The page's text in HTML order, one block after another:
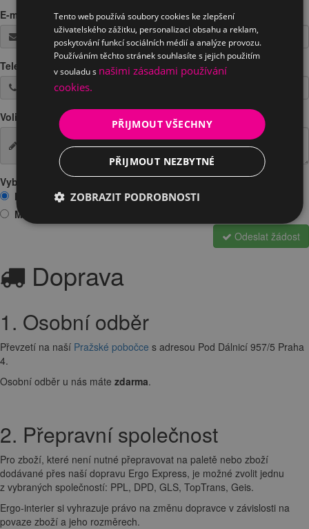
E-mail
Telefon
Volitelná poznámka
Vyberte prosím jednu z možností:
Mám zájem o vyzkoušení na prodejně
Mám zájem o zapůjčení
Odeslat žádost
Doprava
1. Osobní odběr
Převzetí na naší Pražské pobočce s adresou Pod Dálnicí 957/5 Praha
4.
Osobní odběr u nás máte zdarma.
2. Přepravní společnost
Pro zboží, které není nutné přepravovat na paletě nebo zboží
dodávané přes naší dopravu Ergo Express, je možné zvolit jednu
z vybraných společností: PPL, DPD, GLS, TopTrans, Geis.
Ergo-interier si vyhrazuje právo na změnu dopravce v závislosti na
povaze zboží a jeho rozměrech.
Tento web používá soubory cookies ke zlepšení
uživatelského zážitku, personalizaci obsahu a reklam,
poskytování funkcí sociálních médií a analýze provozu.
Používáním těchto stránek souhlasíte s jejich použitím
v souladu s našimi zásadami používání
cookies.
PŘIJMOUT VŠECHNY
PŘIJMOUT NEZBYTNÉ
ZOBRAZIT PODROBNOSTI